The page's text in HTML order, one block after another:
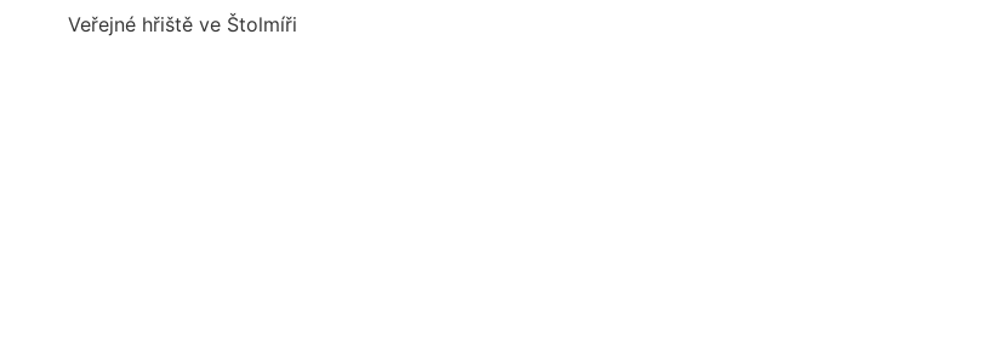
Veřejné hřiště ve Štolmíři